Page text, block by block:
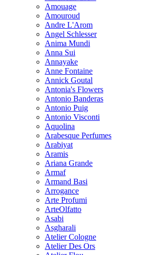
Amouage
Amouroud
Andre L'Arom
Angel Schlesser
Anima Mundi
Anna Sui
Annayake
Anne Fontaine
Annick Goutal
Antonia's Flowers
Antonio Banderas
Antonio Puig
Antonio Visconti
Aquolina
Arabesque Perfumes
Arabiyat
Aramis
Ariana Grande
Armaf
Armand Basi
Arrogance
Arte Profumi
ArteOlfatto
Asabi
Asgharali
Atelier Cologne
Atelier Des Ors